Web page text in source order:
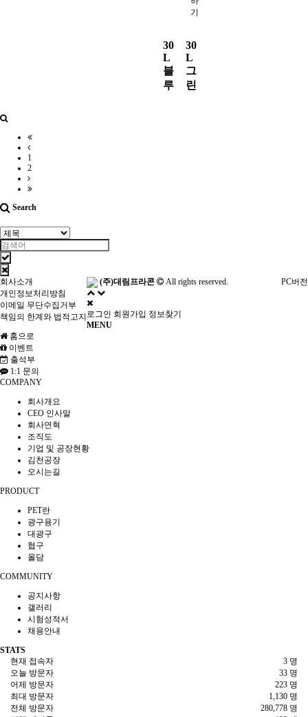
기
30
L
블
루
30
L
그
린
1
2
Search
회사소개
개인정보처리방침
이메일 무단수집거부
책임의 한계와 법적고지
PC버전
(주)대림프라콘 All rights reserved.
로그인 회원가입 정보찾기
MENU
홈으로
이벤트
출석부
1:1 문의
COMPANY
회사개요
CEO 인사말
회사연혁
조직도
기업 및 공장현황
김천공장
오시는길
PRODUCT
PET란
광구용기
대광구
협구
올담
COMMUNITY
공지사항
갤러리
시험성적서
채용안내
STATS
3 명
현재 접속자
33 명
오늘 방문자
223 명
어제 방문자
1,130 명
최대 방문자
280,778 명
전체 방문자